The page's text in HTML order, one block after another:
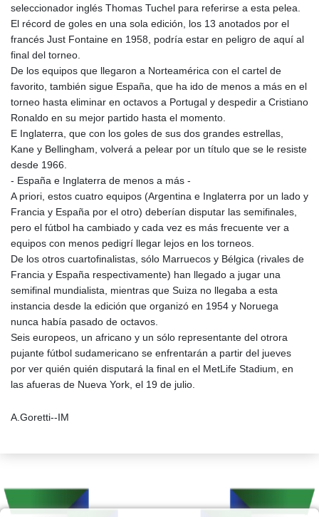
seleccionador inglés Thomas Tuchel para referirse a esta pelea.
El récord de goles en una sola edición, los 13 anotados por el
francés Just Fontaine en 1958, podría estar en peligro de aquí al
final del torneo.
De los equipos que llegaron a Norteamérica con el cartel de
favorito, también sigue España, que ha ido de menos a más en el
torneo hasta eliminar en octavos a Portugal y despedir a Cristiano
Ronaldo en su mejor partido hasta el momento.
E Inglaterra, que con los goles de sus dos grandes estrellas,
Kane y Bellingham, volverá a pelear por un título que se le resiste
desde 1966.
- España e Inglaterra de menos a más -
A priori, estos cuatro equipos (Argentina e Inglaterra por un lado y
Francia y España por el otro) deberían disputar las semifinales,
pero el fútbol ha cambiado y cada vez es más frecuente ver a
equipos con menos pedigrí llegar lejos en los torneos.
De los otros cuartofinalistas, sólo Marruecos y Bélgica (rivales de
Francia y España respectivamente) han llegado a jugar una
semifinal mundialista, mientras que Suiza no llegaba a esta
instancia desde la edición que organizó en 1954 y Noruega
nunca había pasado de octavos.
Seis europeos, un africano y un sólo representante del otrora
pujante fútbol sudamericano se enfrentarán a partir del jueves
por ver quién quién disputará la final en el MetLife Stadium, en
las afueras de Nueva York, el 19 de julio.
A.Goretti--IM